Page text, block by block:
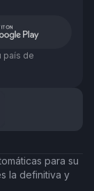
país de
para su
la definitiva y